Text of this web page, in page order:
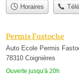
Horaires
Permis Fastoche
Auto Ecole Permis
78310 Coignières
Ouverte jusqu'à 20h